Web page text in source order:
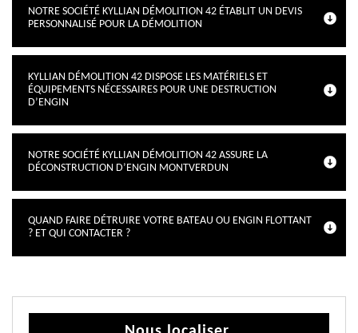
NOTRE SOCIÉTÉ KYLLIAN DÉMOLITION 42 ÉTABLIT UN DEVIS
PERSONNALISÉ POUR LA DÉMOLITION
KYLLIAN DÉMOLITION 42 DISPOSE LES MATÉRIELS ET
ÉQUIPEMENTS NÉCESSAIRES POUR UNE DESTRUCTION
D’ENGIN
NOTRE SOCIÉTÉ KYLLIAN DÉMOLITION 42 ASSURE LA
DÉCONSTRUCTION D’ENGIN MONTVERDUN
QUAND FAIRE DÉTRUIRE VOTRE BATEAU OU ENGIN FLOTTANT
? ET QUI CONTACTER ?